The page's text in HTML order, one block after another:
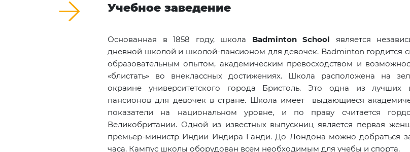
Учебное заведение
Основанная в 1858 году, школа Badminton School является
дневной школой и школой-пансионом для девочек. Badminton гордится
образовательным опытом, академическим превосходством и
«блистать» во внеклассных достижениях. Школа расположена на
окраине университетского города Бристоль. Это одна из лучших
пансионов для девочек в стране. Школа имеет выдающиеся
показатели на национальном уровне, и по праву считается
Великобритании. Одной из известных выпускниц является первая
премьер-министр Индии Индира Ганди. До Лондона можно добраться
часа. Кампус школы оборудован всем необходимым для учебы и спорта.